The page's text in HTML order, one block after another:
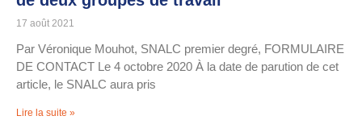
17 août 2021
Par Véronique Mouhot, SNALC premier degré, FORMULAIRE
DE CONTACT Le 4 octobre 2020 À la date de parution de cet
article, le SNALC aura pris
Lire la suite »